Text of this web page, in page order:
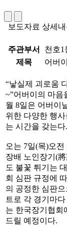
보도자료 상세
주관부서
천호1
제목
어버
“낳실제 괴로움
~”어버이의 마음
월 8일은 어버이
위한 다양한 행
는 시간을 갖는다.
오는 7일(목)오
장배 노인장기(
도 불꽃 튀기는
회 심판 규정에
의 공정한 심판
트로 각 경기마
는 한국장기협회
드릴 예정이다.